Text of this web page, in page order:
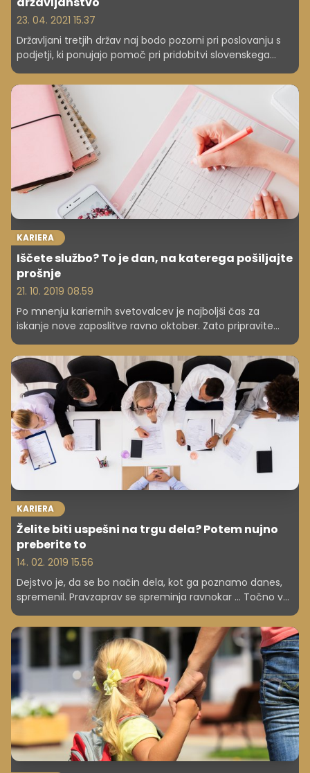
23. 04. 2021 15.37
Državljani tretjih držav naj bodo pozorni pri poslovanju s
podjetji, ki ponujajo pomoč pri pridobitvi slovenskega
državljanstva ali slovenskega potnega lista. Na spletu so
številne lažne spletne strani in lažna elektronska
sporočila, ki ponujajo pomoč pri hitrejši obravnavi vlog za
pridobitev državljanstva ali potnega lista in se pretvarjajo,
da zastopajo uradne organe Republike Slovenije,
opozarjajo na ministrstvu za zunanje zadeve.
KARIERA
Iščete službo? To je dan, na katerega pošiljajte
prošnje
21. 10. 2019 08.59
Po mnenju kariernih svetovalcev je najboljši čas za
iskanje nove zaposlitve ravno oktober. Zato pripravite
svoje življenjepise in spremna pisma, ki naj poudarjajo
predvsem vaše zadnje izkušnje in dosežke. Če želite, da
vas delodajalci v množici iskalcev čim bolj opazijo, se na
delovna mesta prijavite takoj, ko jih razpišejo. Vas
zanima, kateri dan v tednu je to po navadi?
KARIERA
Želite biti uspešni na trgu dela? Potem nujno
preberite to
14. 02. 2019 15.56
Dejstvo je, da se bo način dela, kot ga poznamo danes,
spremenil. Pravzaprav se spreminja ravnokar … Točno v
tem trenutku in to z bliskovito naglico. Ste pripravljeni na
vse novosti? Stopite v korak s časom in ostanite (še
naprej) zaželeni med delodajalci.